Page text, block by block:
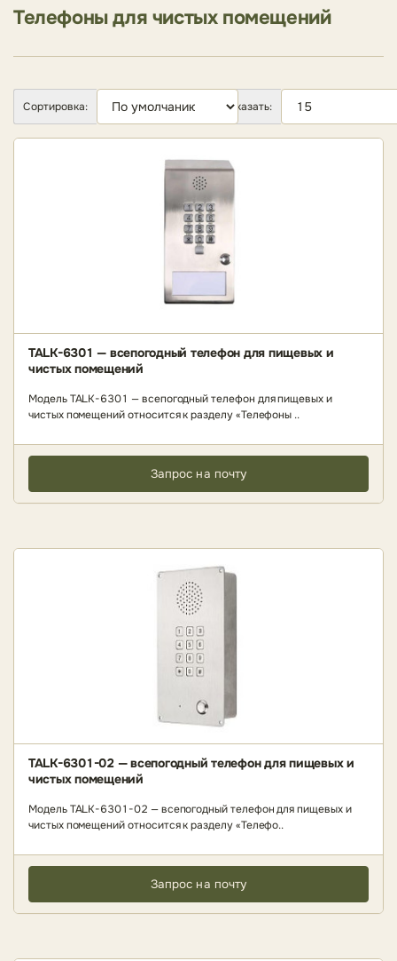
Телефоны для чистых помещений
Сортировка: Показать:
TALK-6301 — всепогодный телефон для пищевых и
чистых помещений
Модель TALK-6301 — всепогодный телефон для пищевых и
чистых помещений относится к разделу «Телефоны ..
Запрос на почту
TALK-6301-02 — всепогодный телефон для пищевых и
чистых помещений
Модель TALK-6301-02 — всепогодный телефон для пищевых и
чистых помещений относится к разделу «Телефо..
Запрос на почту